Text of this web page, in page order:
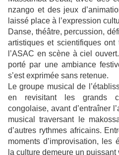
nzango et des jeux
laissé place à l’expression
Danse, théâtre, percussion,
artistiques et scientifiques
l’ASAC en scène à ciel
porté par une ambiance
s’est exprimée sans retenue.
Le groupe musical de
en revisitant les grands
congolaise, avant d’entraîner
musical traversant le
d’autres rythmes africains.
moments d’improvisation, les
la culture demeure un